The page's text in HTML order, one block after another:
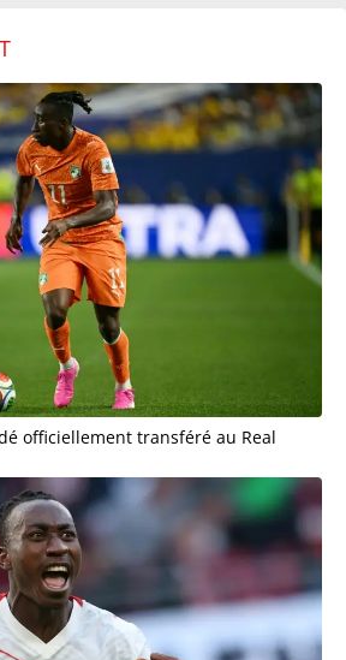
officiellement transféré au Real